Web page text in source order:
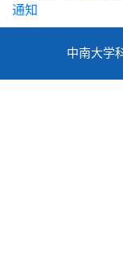
通知
中南大学